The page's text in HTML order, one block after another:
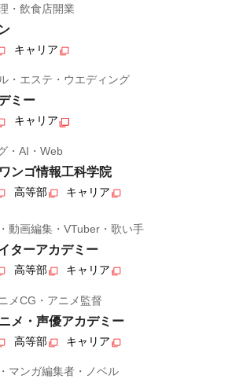
・飲食店開業
キャリア
・エステ・ウエディング
ミー
キャリア
・AI・Web
ンゴ情報工科学院
高等部 キャリア
動画編集・VTuber・歌い手
ターアカデミー
高等部 キャリア
メCG・アニメ監督
メ・声優アカデミー
高等部 キャリア
マンガ編集者・ノベル